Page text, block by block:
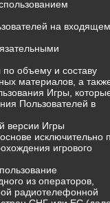
на
объему и составу
материалов, а
Игры,
Пользователей в
версии Игры
исключительно
игрового
из операторов,
радиотелефонной